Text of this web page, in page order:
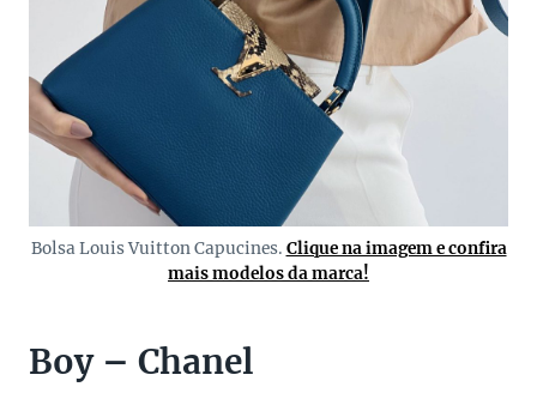
Bolsa Louis Vuitton Capucines. Clique na imagem e confira
mais modelos da marca!
Boy – Chanel